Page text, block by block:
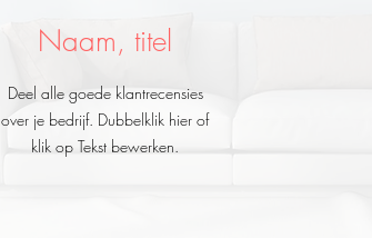
Naam, titel
Deel alle goede klantrecensies
over je bedrijf. Dubbelklik hier of
klik op Tekst bewerken.